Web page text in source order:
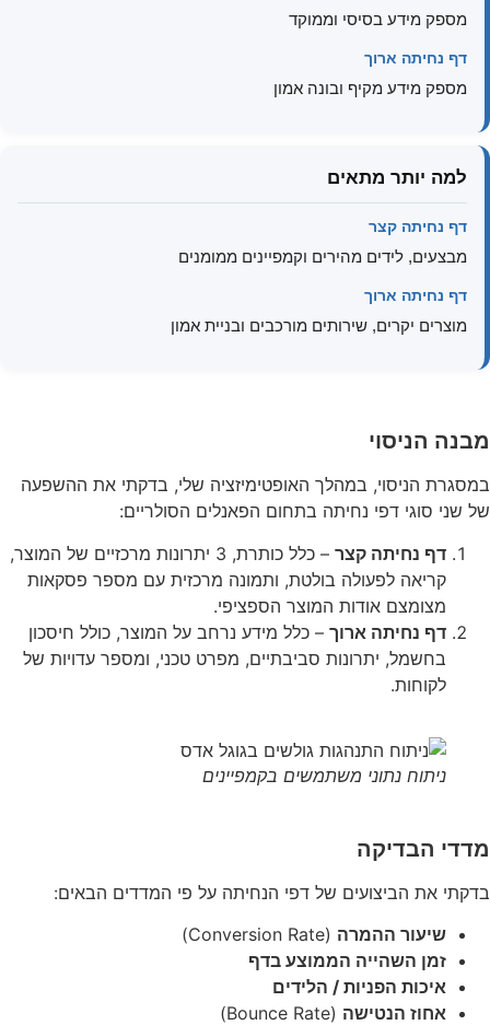
מספק מידע בסיסי וממוקד
דף נחיתה ארוך
מספק מידע מקיף ובונה אמון
למה יותר מתאים
דף נחיתה קצר
מבצעים, לידים מהירים וקמפיינים ממומנים
דף נחיתה ארוך
מוצרים יקרים, שירותים מורכבים ובניית אמון
מבנה הניסוי
במסגרת הניסוי, במהלך האופטימיזציה שלי, בדקתי את ההשפעה
של שני סוגי דפי נחיתה בתחום הפאנלים הסולריים:
דף נחיתה קצר
– כלל כותרת, 3 יתרונות מרכזיים של המוצר,
קריאה לפעולה בולטת, ותמונה מרכזית עם מספר פסקאות
מצומצם אודות המוצר הספציפי.
דף נחיתה ארוך – כלל מידע נרחב על המוצר, כולל חיסכון
בחשמל, יתרונות סביבתיים, מפרט טכני, ומספר עדויות של
לקוחות.
ניתוח נתוני משתמשים בקמפיינים
מדדי הבדיקה
בדקתי את הביצועים של דפי הנחיתה על פי המדדים הבאים:
שיעור ההמרה (Conversion Rate)
זמן השהייה הממוצע בדף
איכות הפניות / הלידים
אחוז הנטישה (Bounce Rate)